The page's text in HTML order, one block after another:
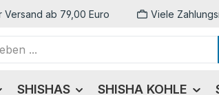
Versand ab 79,00 Euro Viele
SHISHAS SHISHA KOHLE